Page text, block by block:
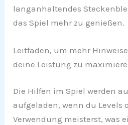
langanhaltendes
das Spiel mehr zu genießen.
Leitfaden, um mehr
deine Leistung zu
Die Hilfen im Spiel werden
aufgeladen, wenn du Levels
Verwendung meisterst, was